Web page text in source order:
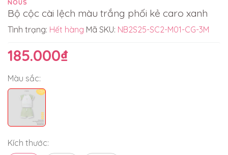
NOUS
Bộ cộc cài lệch màu trắng phối kẻ caro xanh
Tình trạng: Hết hàng Mã SKU: NB2S25-SC2-M01-CG-3M
185.000₫
Màu sắc:
Kích thước: